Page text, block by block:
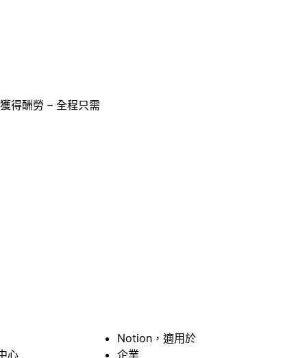
得酬勞 – 全程只需
心
Notion，適用於
企業